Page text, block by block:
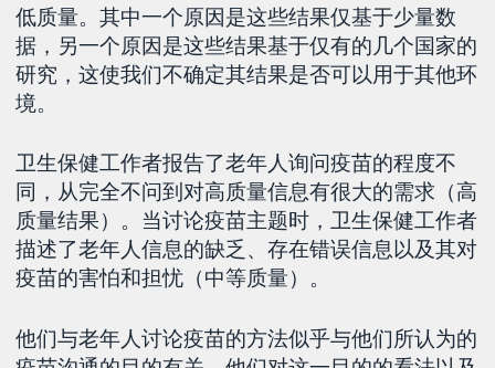
低质量。其中一个原因是这些结果仅基于少量数
据，另一个原因是这些结果基于仅有的几个国家的
研究，这使我们不确定其结果是否可以用于其他环
境。
卫生保健工作者报告了老年人询问疫苗的程度不
同，从完全不问到对高质量信息有很大的需求（高
质量结果）。当讨论疫苗主题时，卫生保健工作者
描述了老年人信息的缺乏、存在错误信息以及其对
疫苗的害怕和担忧（中等质量）。
他们与老年人讨论疫苗的方法似乎与他们所认为的